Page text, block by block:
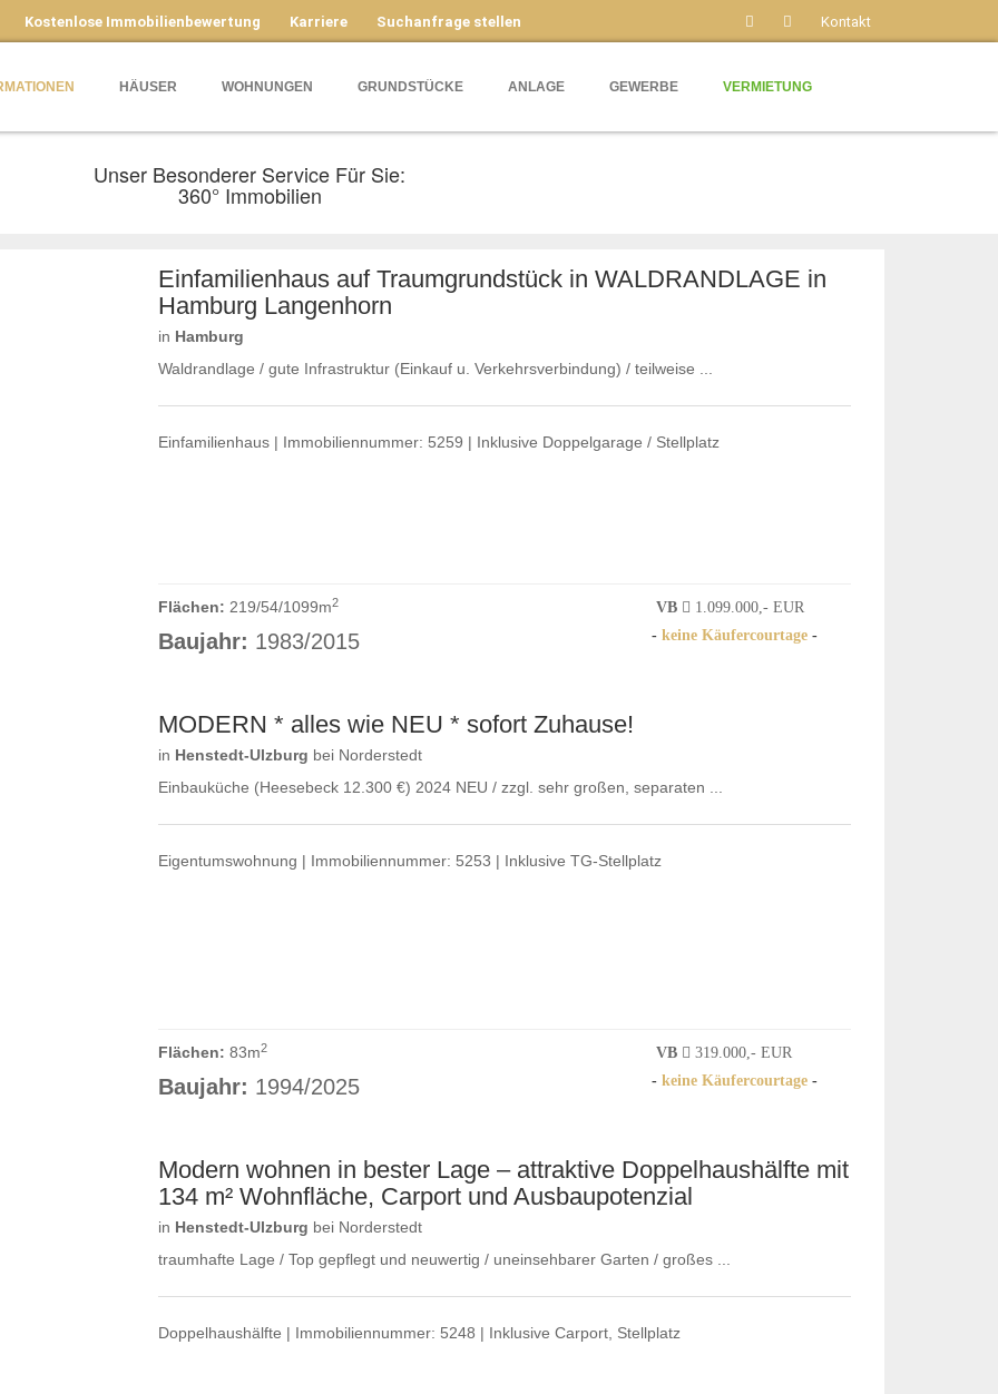
Kontakt
Kostenlose Immobilienbewertung Karriere Suchanfrage stellen
HÄUSER WOHNUNGEN GRUNDSTÜCKE ANLAGE GEWERBE VERMIETUNG
Unser Besonderer Service Für Sie:
360° Immobilien
Einfamilienhaus auf Traumgrundstück in WALDRANDLAGE in
Hamburg Langenhorn
in Hamburg
Waldrandlage / gute Infrastruktur (Einkauf u. Verkehrsverbindung) / teilweise ...
Einfamilienhaus | Immobiliennummer: 5259 | Inklusive Doppelgarage / Stellplatz
Flächen: 219/54/1099m2
Baujahr: 1983/2015
VB
1.099.000,- EUR
- keine Käufercourtage -
MODERN * alles wie NEU * sofort Zuhause!
in Henstedt-Ulzburg bei Norderstedt
Einbauküche (Heesebeck 12.300 €) 2024 NEU / zzgl. sehr großen, separaten ...
Eigentumswohnung | Immobiliennummer: 5253 | Inklusive TG-Stellplatz
Flächen: 83m2
Baujahr: 1994/2025
VB
319.000,- EUR
- keine Käufercourtage -
Modern wohnen in bester Lage – attraktive Doppelhaushälfte mit
134 m² Wohnfläche, Carport und Ausbaupotenzial
in Henstedt-Ulzburg bei Norderstedt
traumhafte Lage / Top gepflegt und neuwertig / uneinsehbarer Garten / großes ...
Doppelhaushälfte | Immobiliennummer: 5248 | Inklusive Carport, Stellplatz